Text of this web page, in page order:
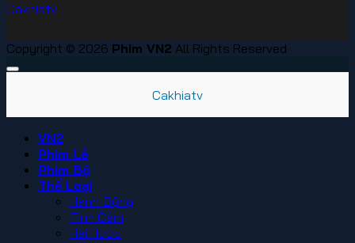
Cakhiatv
Copyright © 2026 Phim VN2 All Rights Reserved
Cakhiatv
VN2
Phim Lẻ
Phim Bộ
Thể Loại
Hành Động
Tình Cảm
Hài Hước